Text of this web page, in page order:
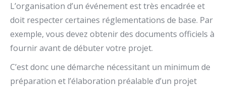
L’organisation d’un événement est très encadrée et
doit respecter certaines réglementations de base. Par
exemple, vous devez obtenir des documents officiels à
fournir avant de débuter votre projet.
C’est donc une démarche nécessitant un minimum de
préparation et l’élaboration préalable d’un projet